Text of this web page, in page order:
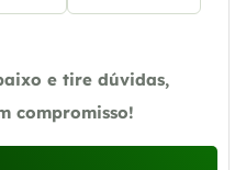
e tire dúvidas,
compromisso!